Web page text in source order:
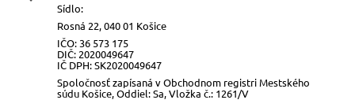
Sídlo:
Rosná 22, 040 01 Košice
IČO: 36 573 175
DIČ: 2020049647
IČ DPH: SK2020049647
Spoločnosť zapísaná v Obchodnom registri Mestského
súdu Košice, Oddiel: Sa, Vložka č.: 1261/V